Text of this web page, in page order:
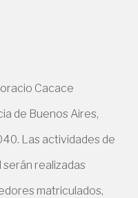
Cacace
de Buenos Aires,
Las actividades de
realizadas
matriculados,